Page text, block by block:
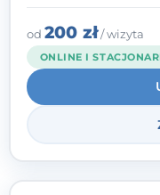
zmianą.
narzędzi
od 200 zł/ wizyta
ONLINE I